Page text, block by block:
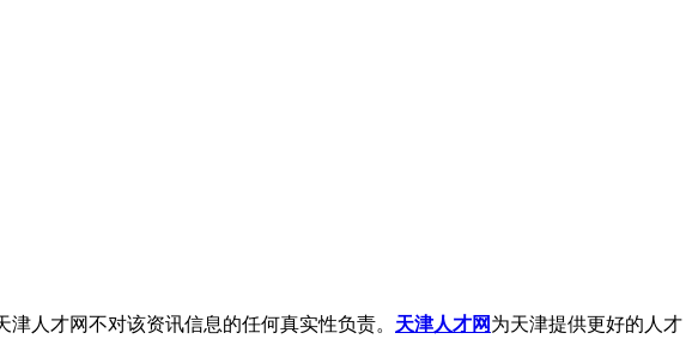
津人才网不对该资讯信息的任何真实性负责。 天津人才网为天津提供更好的人才